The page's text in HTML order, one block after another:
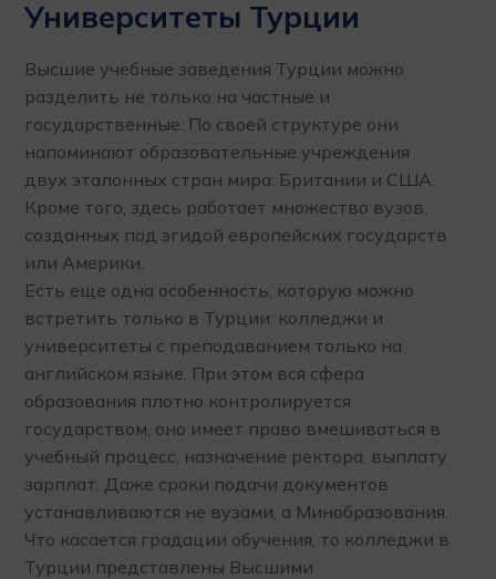
Университеты Турции
Высшие учебные заведения Турции можно
разделить не только на частные и
государственные. По своей структуре они
напоминают образовательные учреждения
двух эталонных стран мира: Британии и США.
Кроме того, здесь работает множество вузов,
созданных под эгидой европейских государств
или Америки.
Есть еще одна особенность, которую можно
встретить только в Турции: колледжи и
университеты с преподаванием только на
английском языке. При этом вся сфера
образования плотно контролируется
государством, оно имеет право вмешиваться в
учебный процесс, назначение ректора, выплату
зарплат. Даже сроки подачи документов
устанавливаются не вузами, а Минобразования.
Что касается градации обучения, то колледжи в
Турции представлены Высшими